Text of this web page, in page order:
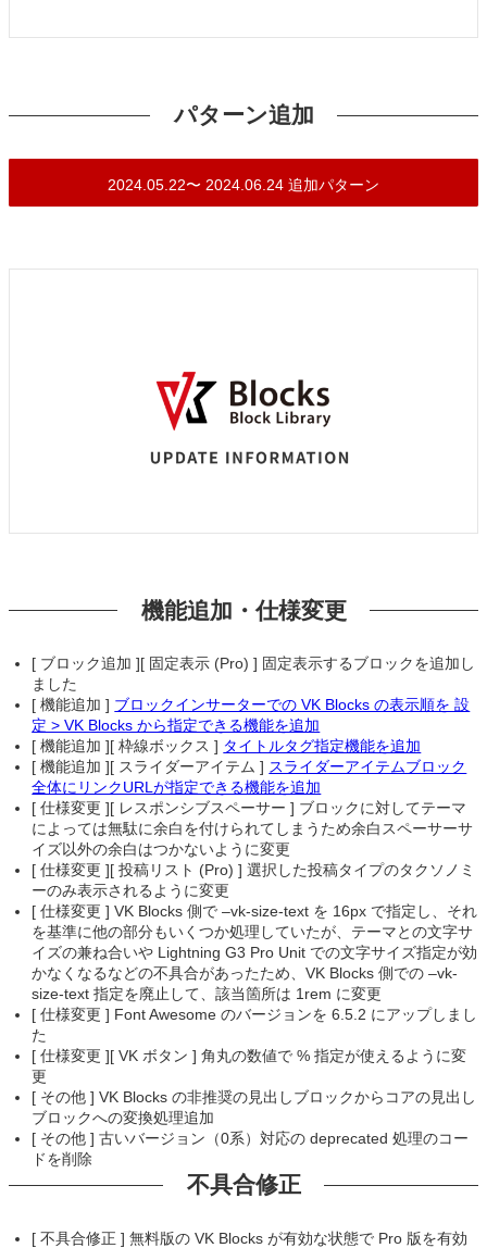
パターン追加
2024.05.22〜 2024.06.24 追加パターン
機能追加・仕様変更
[ ブロック追加 ][ 固定表示 (Pro) ] 固定表示するブロックを追加し
ました
[ 機能追加 ] ブロックインサーターでの VK Blocks の表示順を 設
定 > VK Blocks から指定できる機能を追加
[ 機能追加 ][ 枠線ボックス ] タイトルタグ指定機能を追加
[ 機能追加 ][ スライダーアイテム ] スライダーアイテムブロック
全体にリンクURLが指定できる機能を追加
[ 仕様変更 ][ レスポンシブスペーサー ] ブロックに対してテーマ
によっては無駄に余白を付けられてしまうため余白スペーサーサ
イズ以外の余白はつかないように変更
[ 仕様変更 ][ 投稿リスト (Pro) ] 選択した投稿タイプのタクソノミ
ーのみ表示されるように変更
[ 仕様変更 ] VK Blocks 側で –vk-size-text を 16px で指定し、それ
を基準に他の部分もいくつか処理していたが、テーマとの文字サ
イズの兼ね合いや Lightning G3 Pro Unit での文字サイズ指定が効
かなくなるなどの不具合があったため、VK Blocks 側での –vk-
size-text 指定を廃止して、該当箇所は 1rem に変更
[ 仕様変更 ] Font Awesome のバージョンを 6.5.2 にアップしまし
た
[ 仕様変更 ][ VK ボタン ] 角丸の数値で % 指定が使えるように変
更
[ その他 ] VK Blocks の非推奨の見出しブロックからコアの見出し
ブロックへの変換処理追加
[ その他 ] 古いバージョン（0系）対応の deprecated 処理のコー
ドを削除
不具合修正
[ 不具合修正 ] 無料版の VK Blocks が有効な状態で Pro 版を有効